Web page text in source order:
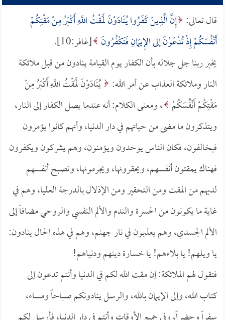
قال تعالى: إِنَّ الَّذِينَ كَفَرُوا يُنَادَوْنَ لَمَقْتُ اللَّهِ أَكْبَرُ مِنْ مَقْتِكُمْ
أَنْفُسَكُمْ إِذْ تُدْعَوْنَ إلى الإِيمَانِ فَتَكْفُرُونَ [غافر:10].
يخبر ربنا جل جلاله بأن الكفار يوم القيامة ينادون من قبل ملائكة
النار وملائكة العذاب عن أمر الله: يُنَادَوْنَ لَمَقْتُ اللَّهِ أَكْبَرُ مِنْ
مَقْتِكُمْ أَنْفُسَكُمْ ، ومعنى الكلام: أنه عندما يصل الكفار إلى النار،
ويتذكرون ما مضى من حياتهم في دار الدنيا، وأنهم كانوا يؤمرون
فيخالفون، فكان الناس يوحدون ويؤمنون، وهم يشركون ويكفرون
فهناك يمقتون أنفسهم، ويحقرونها، ويجرمونها، وتصبح أنفسهم
لديهم من المقت ومن التحقير ومن الإذلال بالدرجة العليا، وهم في
غاية ما يكونون من الحسرة والندم والألم النفسي والروحي مضافاً إلى
الألم الجسدي، وهم يعذبون في نار جهنم، وهم في هذه الحال ينادون:
يا ويلهم! يا بلاءهم! يا خسارة دينهم ودنياهم!
فتقول لهم الملائكة: إن مقت الله لكم في الدنيا وأنتم تدعون إلى
كتاب الله، وإلى الإيمان بالله، والرسل ينادونكم صباحاً ومساء،